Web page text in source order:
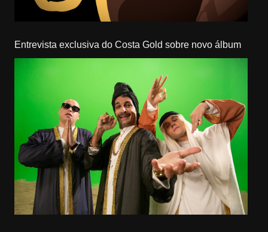
Entrevista exclusiva do Costa Gold sobre novo álbum